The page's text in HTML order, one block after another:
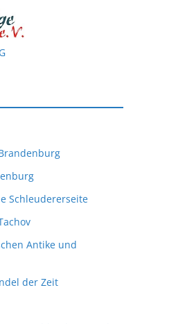
Schleudererseite
Antike und
der Zeit